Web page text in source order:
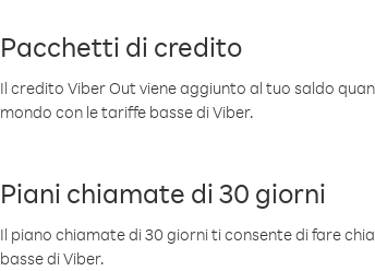
Pacchetti di credito
Il credito Viber Out viene aggiunto al tuo saldo
mondo con le tariffe basse di Viber.
Piani chiamate di 30 giorni
Il piano chiamate di 30 giorni ti consente di fare
basse di Viber.